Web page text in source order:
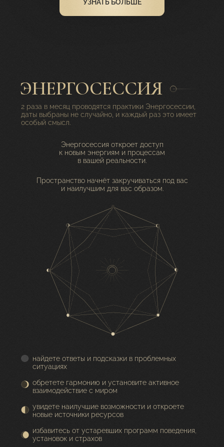
УЗНАТЬ БОЛЬШЕ
ЭНЕРГОСЕССИЯ
2 раза в месяц проводятся практики Энергосессии,
даты выбраны не случайно, и каждый раз это имеет
особый смысл.
Энергосессия откроет доступ
к новым энергиям и процессам
в вашей реальности.
Пространство начнёт закручиваться под вас
и наилучшим для вас образом.
найдете ответы и подсказки в проблемных
ситуациях
обретете гармонию и установите активное
взаимодействие с миром
увидете наилучшие возможности и откроете
новые источники ресурсов
избавитесь от устаревших программ поведения,
установок и страхов